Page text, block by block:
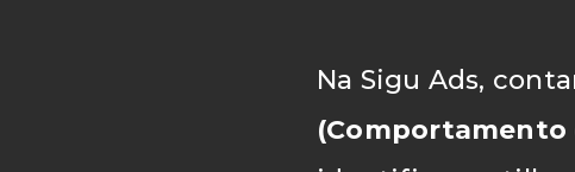
Na Sigu Ads,
(Comportamento